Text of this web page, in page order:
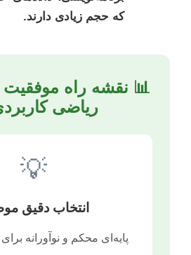
که حجم زیادی دارند.
📊 نقشه راه موفقیت
ریاضی
💡
انتخاب دقیق
پایه‌ای محکم و نوآورانه